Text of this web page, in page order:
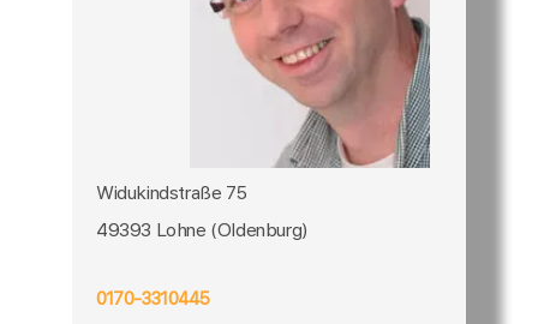
Widukindstraße 75
49393 Lohne (Oldenburg)
0170-3310445